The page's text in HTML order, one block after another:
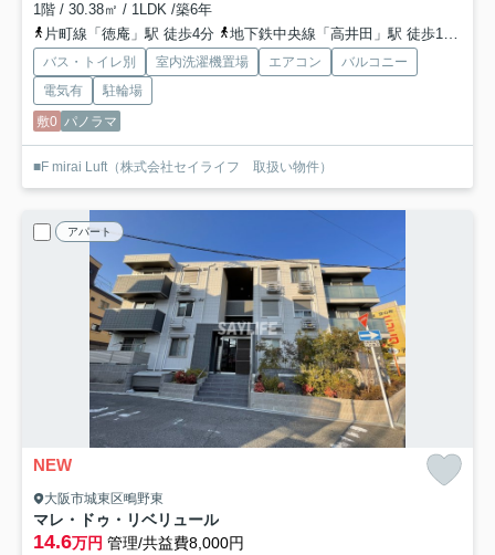
1階 / 30.38㎡ / 1LDK /築6年
片町線「徳庵」駅 徒歩4分
地下鉄中央線「高井田」駅 徒歩19分
バス・トイレ別 室内洗濯機置場 エアコン
バルコニー
電気有
駐輪場
敷0 パノラマ
■F mirai Luft（株式会社セイライフ 取扱い物件）
アパート
NEW
大阪市城東区鴫野東
マレ・ドゥ・リベリュール
14.6万円 管理/共益費8,000円